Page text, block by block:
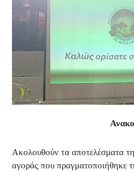
Ακολουθούν τα αποτελέσματα
αγοράς που πραγματοποιήθηκε